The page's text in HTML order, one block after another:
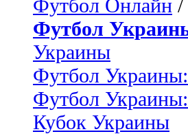
Футбол Онлайн /
Футбол
Украины
Футбол
Футбол
Кубок Украины